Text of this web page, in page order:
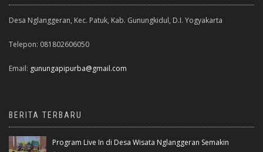
Desa Nglanggeran, Kec. Patuk, Kab. Gunungkidul, D.I. Yogyakarta
Telepon: 081802606050
Email: gunungapipurba@gmail.com
BERITA TERBARU
Program Live In di Desa Wisata Nglanggeran Semakin